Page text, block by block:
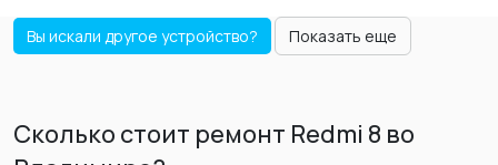
Вы искали другое устройство? Показать еще
Сколько стоит ремонт Redmi 8 во